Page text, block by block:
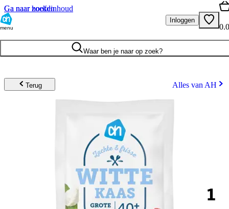
Ga naar hoofdinhoud
Ga naar zoeken
menu
Inloggen
Waar ben je naar op zoek?
Terug Alles van AH
1